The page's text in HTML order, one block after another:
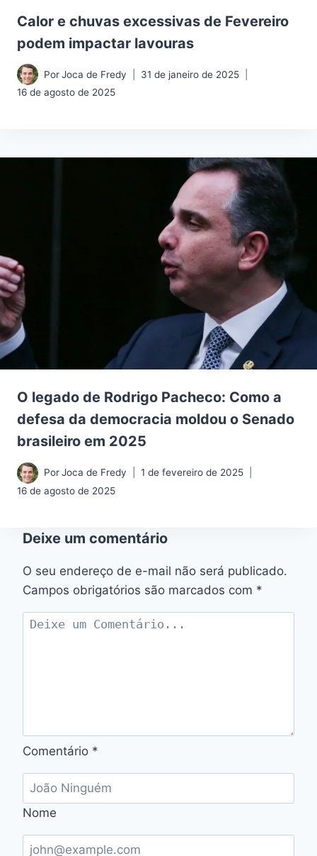
Calor e chuvas excessivas de Fevereiro
podem impactar lavouras
PorJoca de Fredy
31 de janeiro de 2025
16 de agosto de 2025
O legado de Rodrigo Pacheco: Como a
defesa da democracia moldou o Senado
brasileiro em 2025
PorJoca de Fredy
1 de fevereiro de 2025
16 de agosto de 2025
Deixe um comentário
O seu endereço de e-mail não será publicado.
Campos obrigatórios são marcados com *
Comentário *
Nome